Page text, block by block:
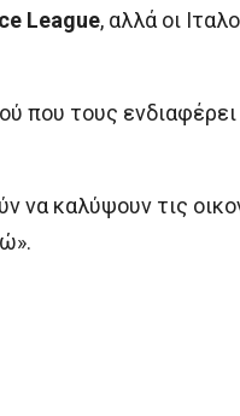
League, αλλά οι
που τους
να καλύψουν τις